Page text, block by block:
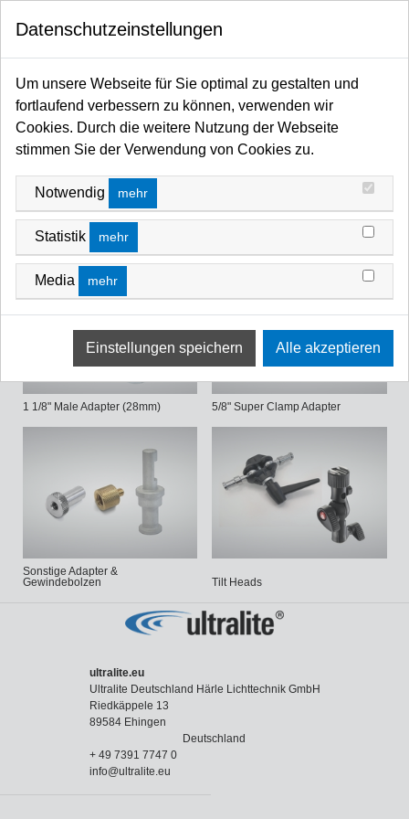
Startseite MANFROTTO SHOP Adapter / Zapfen / Bolzen / Hülsen
ADAPTER / ZAPFEN / BOLZEN / HÜLSEN
5/8" Male Adapter (16mm)
1 1/8" Male Adapter (28mm) 5/8" Super Clamp Adapter
Sonstige Adapter &
Gewindebolzen
Tilt Heads
ultralite.eu
Ultralite Deutschland Härle Lichttechnik GmbH
Riedkäppele 13
89584 Ehingen
Deutschland
+ 49 7391 7747 0
info@ultralite.eu
Datenschutzeinstellungen
Um unsere Webseite für Sie optimal zu gestalten und
fortlaufend verbessern zu können, verwenden wir
Cookies. Durch die weitere Nutzung der Webseite
stimmen Sie der Verwendung von Cookies zu.
Notwendig mehr
Statistik mehr
Media mehr